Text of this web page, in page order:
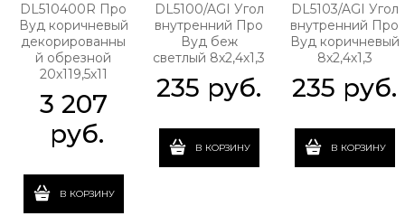
DL510400R Про
Вуд коричневый
декорированны
й обрезной
20х119,5х11
3 207
руб.
В КОРЗИНУ
DL5100/AGI Угол
внутренний Про
Вуд беж
светлый 8х2,4х1,3
235 руб.
В КОРЗИНУ
DL5103/AGI Угол
внутренний Про
Вуд коричневый
8х2,4х1,3
235 руб.
В КОРЗИНУ